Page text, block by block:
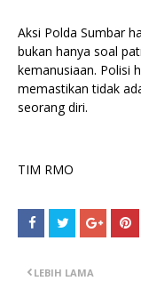
Aksi Polda Sumbar
bukan hanya soal
kemanusiaan. Polisi
memastikan tidak
seorang diri.
TIM RMO
LEBIH LAMA